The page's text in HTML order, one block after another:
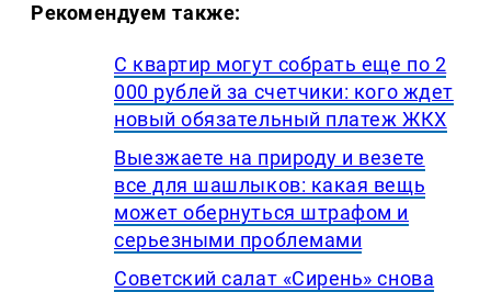
Рекомендуем также:
С квартир могут собрать еще по 2
000 рублей за счетчики: кого ждет
новый обязательный платеж ЖКХ
Выезжаете на природу и везете
все для шашлыков: какая вещь
может обернуться штрафом и
серьезными проблемами
Советский салат «Сирень» снова